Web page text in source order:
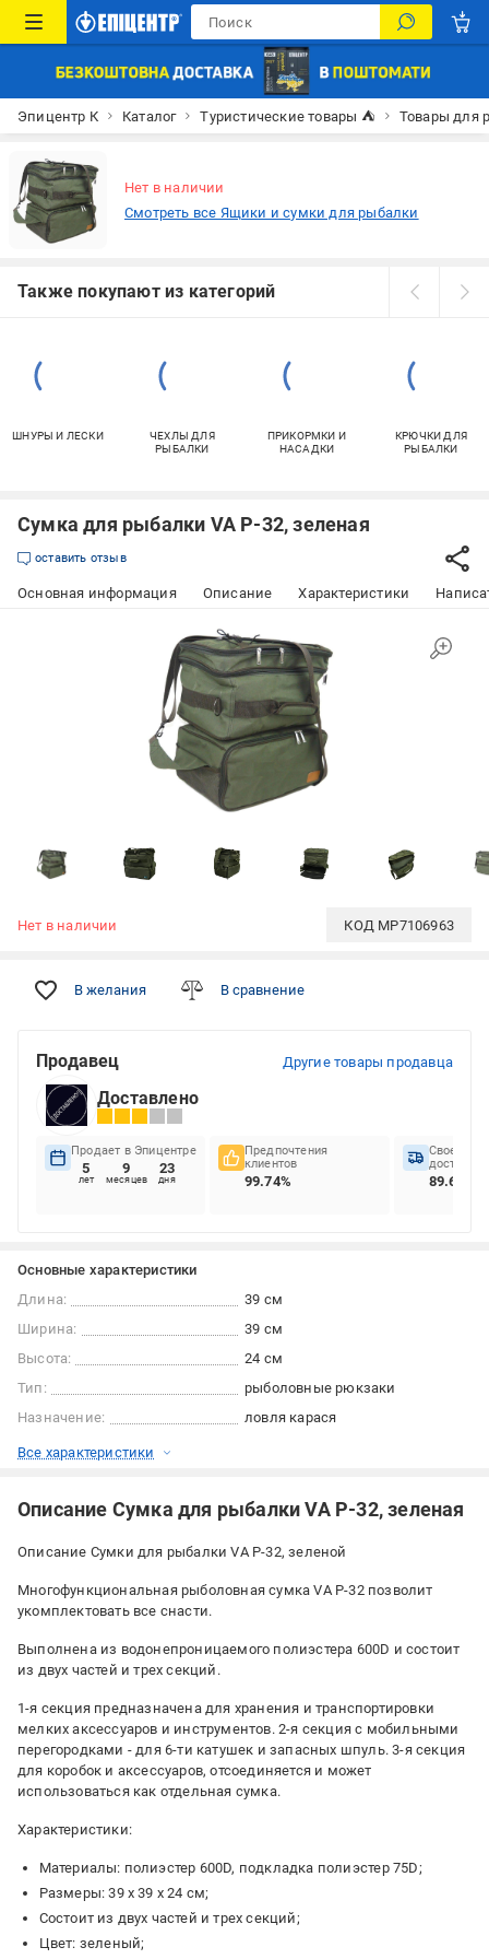
Эпицентр К Каталог Туристические товары ⛺ Товары для
Нет в наличии
Смотреть все Ящики и сумки для рыбалки
Также покупают из категорий
ШНУРЫ И ЛЕСКИ
ЧЕХЛЫ ДЛЯ
РЫБАЛКИ
ПРИКОРМКИ И
НАСАДКИ
КРЮЧКИ ДЛЯ
РЫБАЛКИ
Сумка для рыбалки VA P-32, зеленая
оставить отзыв
Основная информация Описание Характеристики
Нет в наличии КОД MP7106963
В желания В сравнение
Продавец Другие товары продавца
Доставлено
Продает в Эпицентре
5
лет
9
месяцев
23
дня
Предпочтения
клиентов
99.74%
доставок
89.66%
Основные характеристики
Длина:
39 см
Ширина:
39 см
Высота:
24 см
Тип:
рыболовные рюкзаки
Назначение:
ловля карася
Все характеристики
Описание Сумка для рыбалки VA P-32, зеленая
Описание Сумки для рыбалки VA P-32, зеленой
Многофункциональная рыболовная сумка VA P-32 позволит
укомплектовать все снасти.
Выполнена из водонепроницаемого полиэстера 600D и состоит
из двух частей и трех секций.
1-я секция предназначена для хранения и транспортировки
мелких аксессуаров и инструментов. 2-я секция с мобильными
перегородками - для 6-ти катушек и запасных шпуль. 3-я секция
для коробок и аксессуаров, отсоединяется и может
использоваться как отдельная сумка.
Характеристики:
Материалы: полиэстер 600D, подкладка полиэстер 75D;
Размеры: 39 х 39 х 24 см;
Состоит из двух частей и трех секций;
Цвет: зеленый;